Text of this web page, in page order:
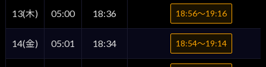
13(木) 05:00 18:36 18:56〜19:16
14(金) 05:01 18:34 18:54〜19:14